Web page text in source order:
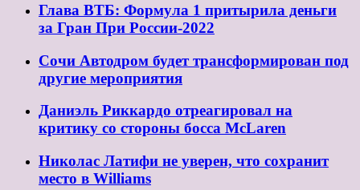
Глава ВТБ: Формула 1 притырила деньги
за Гран При России-2022
Сочи Автодром будет трансформирован под
другие мероприятия
Даниэль Риккардо отреагировал на
критику со стороны босса McLaren
Николас Латифи не уверен, что сохранит
место в Williams